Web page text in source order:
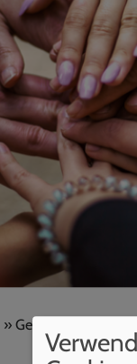
Generationen